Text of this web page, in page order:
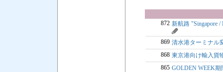
872 新航路 "Singapore
869 清水港ターミナル
868 東京港向け輸入貨
865 GOLDEN WEEK